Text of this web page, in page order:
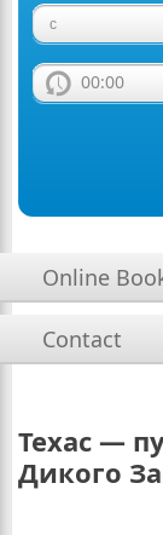
00:00
Online
Contact
Техас —
Дикого